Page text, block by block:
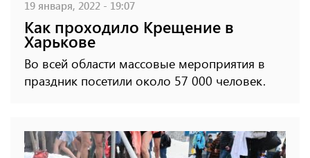
19 января, 2022 - 19:07
Как проходило Крещение в
Харькове
Во всей области массовые мероприятия в
праздник посетили около 57 000 человек.